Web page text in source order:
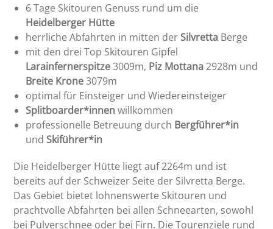
6 Tage Skitouren Genuss rund um die
Heidelberger Hütte
herrliche Abfahrten in mitten derSilvretta Berge
mit den drei Top Skitouren Gipfel
Larainfernerspitze3009m, Piz Mottana2928m und
Breite Krone3079m
optimal für Einsteiger und Wiedereinsteiger
Splitboarder*innenwillkommen
professionelle Betreuung durch Bergführer*in
und Skiführer*in
Die Heidelberger Hütte liegt auf 2264m und ist
bereits auf der Schweizer Seite der Silvretta Berge.
Das Gebiet bietet lohnenswerte Skitouren und
prachtvolle Abfahrten bei allen Schneearten, sowohl
bei Pulverschnee oder bei Firn. Die Tourenziele rund